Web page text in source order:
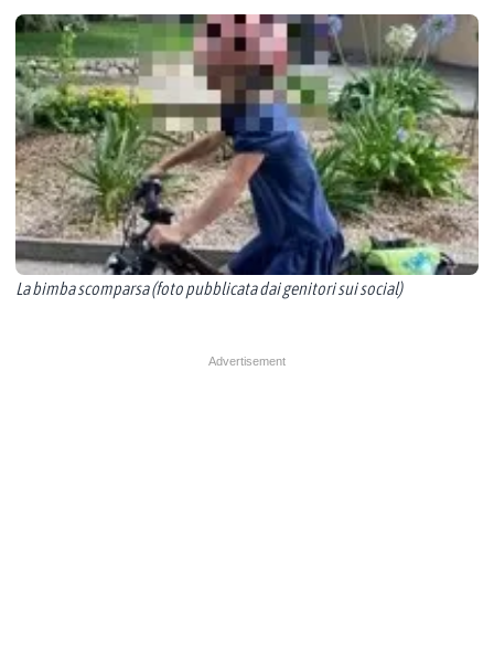
La bimba scomparsa (foto pubblicata dai genitori sui social)